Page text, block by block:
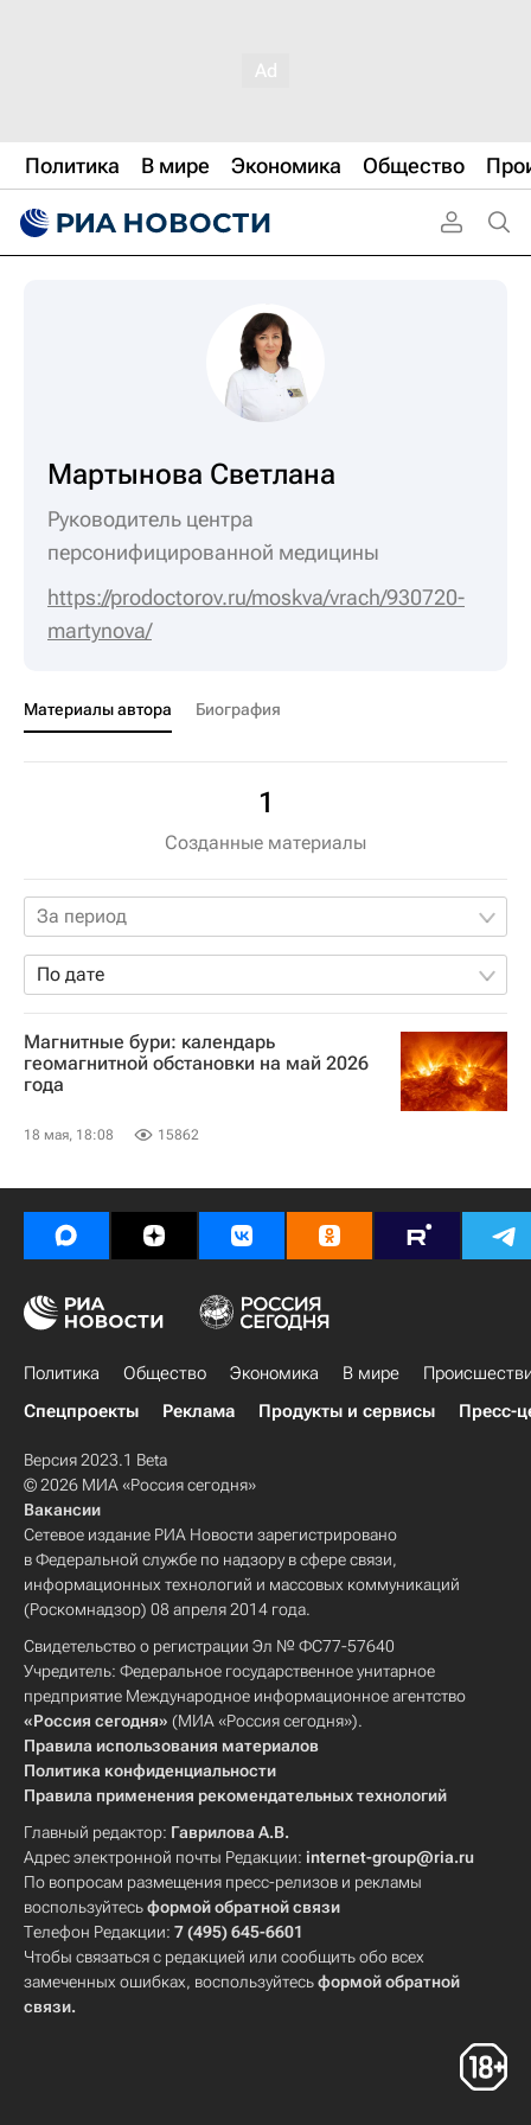
Политика В мире Экономика Общество
Мартынова Светлана
Руководитель центра
персонифицированной медицины
https://prodoctorov.ru/moskva/vrach/930720-
martynova/
Материалы автора Биография
1
Созданные материалы
За период
По дате
Магнитные бури: календарь
геомагнитной обстановки на май 2026
года
18 мая, 18:08 15862
Политика Общество Экономика В мире
Спецпроекты
Реклама Продукты и сервисы Пресс-
Версия 2023.1 Beta
© 2026 МИА «Россия сегодня»
Вакансии
Сетевое издание РИА Новости зарегистрировано
в Федеральной службе по надзору в сфере связи,
информационных технологий и массовых коммуникаций
(Роскомнадзор) 08 апреля 2014 года.
Свидетельство о регистрации Эл № ФС77-57640
Учредитель: Федеральное государственное унитарное
предприятие Международное информационное агентство
«Россия сегодня» (МИА «Россия сегодня»).
Правила использования материалов
Политика конфиденциальности
Правила применения рекомендательных технологий
Главный редактор: Гаврилова А.В.
Адрес электронной почты Редакции: internet-group@ria.ru
По вопросам размещения пресс-релизов и рекламы
воспользуйтесьформой обратной связи
Телефон Редакции: 7 (495) 645-6601
Чтобы связаться с редакцией или сообщить обо всех
замеченных ошибках, воспользуйтесьформой обратной
связи.